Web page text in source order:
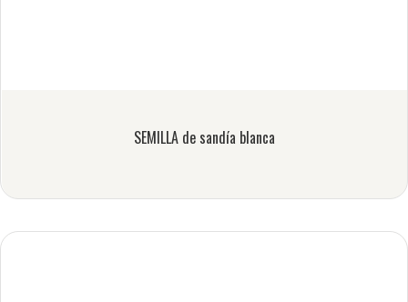
SEMILLA de sandía blanca